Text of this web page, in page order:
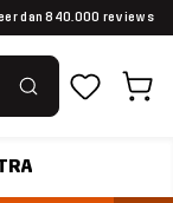
dan 840.000 reviews